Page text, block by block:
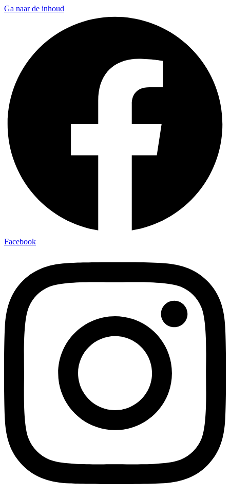
Ga naar de inhoud
Facebook